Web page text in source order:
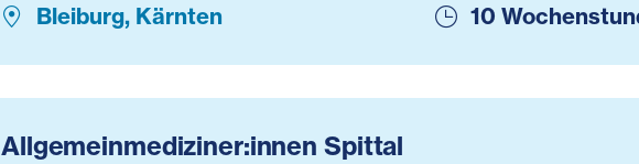
Bleiburg, Kärnten 10
Allgemeinmediziner:innen Spittal